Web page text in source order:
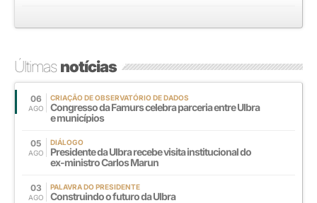
Últimasnotícias
06
AGO
CRIAÇÃO DE OBSERVATÓRIO DE DADOS
Congresso da Famurs celebra parceria entre Ulbra
e municípios
05
AGO
DIÁLOGO
Presidente da Ulbra recebe visita institucional do
ex-ministro Carlos Marun
03
AGO
PALAVRA DO PRESIDENTE
Construindo o futuro da Ulbra